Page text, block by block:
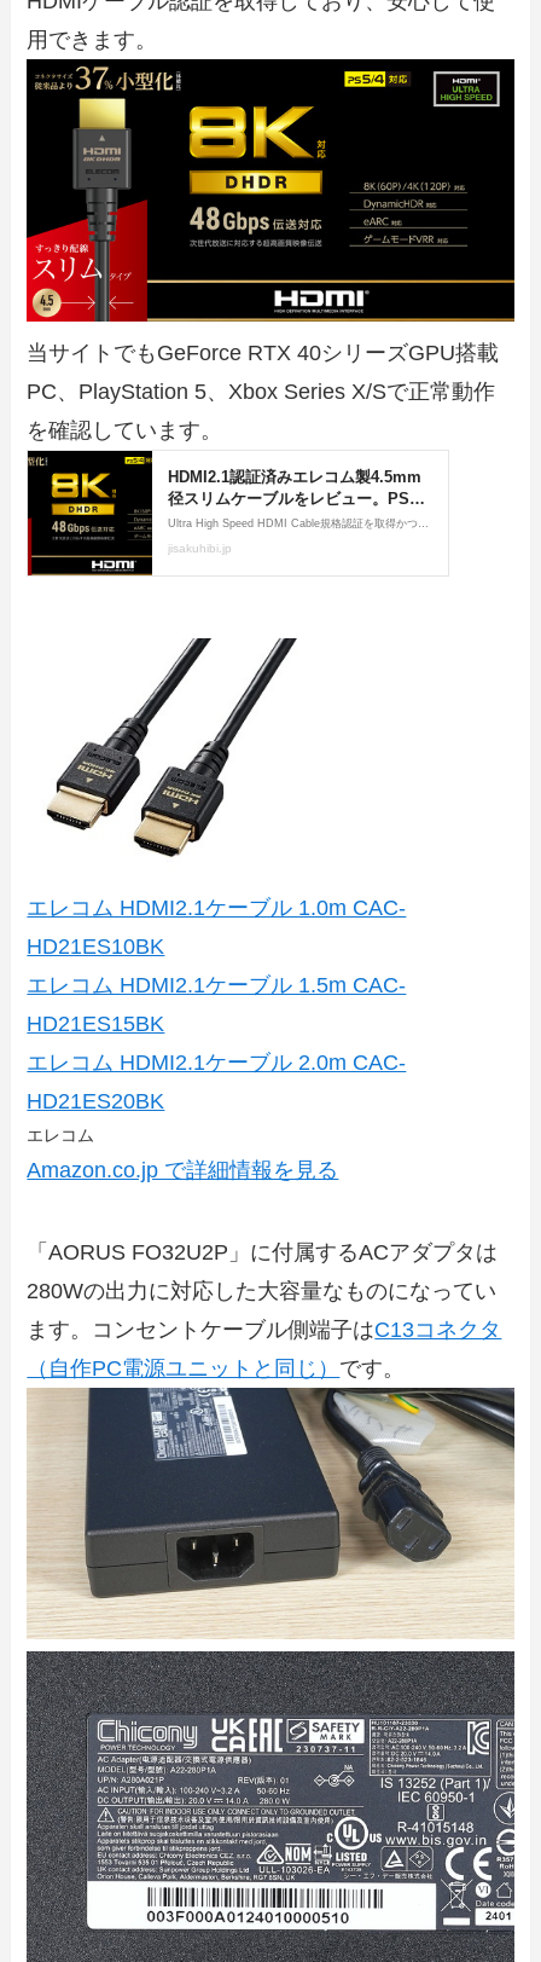
用できます。
当サイトでもGeForce RTX 40シリーズGPU搭載
PC、PlayStation 5、Xbox Series X/Sで正常動作
を確認しています。
エレコム HDMI2.1ケーブル 1.0m CAC-
HD21ES10BK
エレコム HDMI2.1ケーブル 1.5m CAC-
HD21ES15BK
エレコム HDMI2.1ケーブル 2.0m CAC-
HD21ES20BK
エレコム
Amazon.co.jp で詳細情報を見る
「AORUS FO32U2P」に付属するACアダプタは
280Wの出力に対応した大容量なものになってい
ます。コンセントケーブル側端子はC13コネクタ
（自作PC電源ユニットと同じ） です。